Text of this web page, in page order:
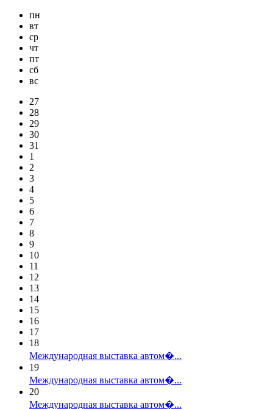
пн
вт
ср
чт
пт
сб
вс
27
28
29
30
31
1
2
3
4
5
6
7
8
9
10
11
12
13
14
15
16
17
18
Международная выставка автом�...
19
Международная выставка автом�...
20
Международная выставка автом�...